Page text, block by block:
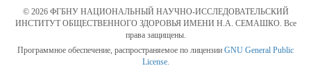
© 2026 ФГБНУ НАЦИОНАЛЬНЫЙ НАУЧНО-ИССЛЕДОВАТЕЛЬСКИЙ
ИНСТИТУТ ОБЩЕСТВЕННОГО ЗДОРОВЬЯ ИМЕНИ Н.А. СЕМАШКО. Все
права защищены.
Программное обеспечение, распространяемое по лицензии GNU General Public
License.